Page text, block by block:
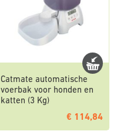
Catmate automatische
voerbak voor honden en
katten (3 Kg)
€ 114,84